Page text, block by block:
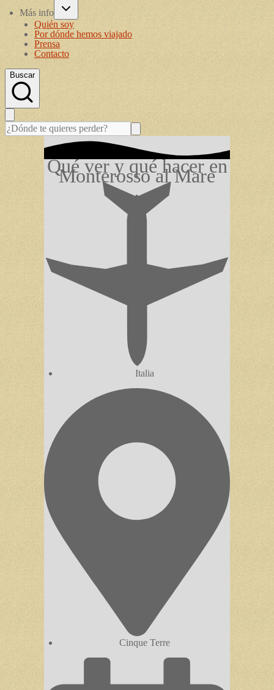
Más info
Quién soy
Por dónde hemos viajado
Prensa
Contacto
Buscar
Qué ver y qué hacer en
Monterosso al Mare
Italia
Cinque Terre